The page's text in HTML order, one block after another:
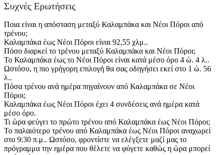
Συχνές Ερωτήσεις
Ποια είναι η απόσταση μεταξύ Καλαμπάκα και Νέοι Πόροι από
τρένου;
Καλαμπάκα έως Νέοι Πόροι είναι 92,55 χλμ..
Πόσο διαρκεί το τρένου μεταξύ Καλαμπάκα και Νέοι Πόροι;
Το Καλαμπάκα έως το Νέοι Πόροι είναι κατά μέσο όρο 4 ώ. 4 λ..
Ωστόσο, η πιο γρήγορη επιλογή θα σας οδηγήσει εκεί στο 1 ώ. 56
λ..
Πόσα τρένου ανά ημέρα πηγαίνουν από Καλαμπάκα σε Νέοι
Πόροι;
Καλαμπάκα έως Νέοι Πόροι έχει 4 συνδέσεις ανά ημέρα κατά
μέσο όρο.
Τι ώρα φεύγει το πρώτο τρένου από Καλαμπάκα έως Νέοι Πόροι;
Το παλαιότερο τρένου από Καλαμπάκα έως Νέοι Πόροι αναχωρεί
στο 9:30 π.μ.. Ωστόσο, φροντίστε να ελέγξετε μαζί μας το
πρόγραμμα την ημέρα που θέλετε να φύγετε καθώς η ώρα μπορεί